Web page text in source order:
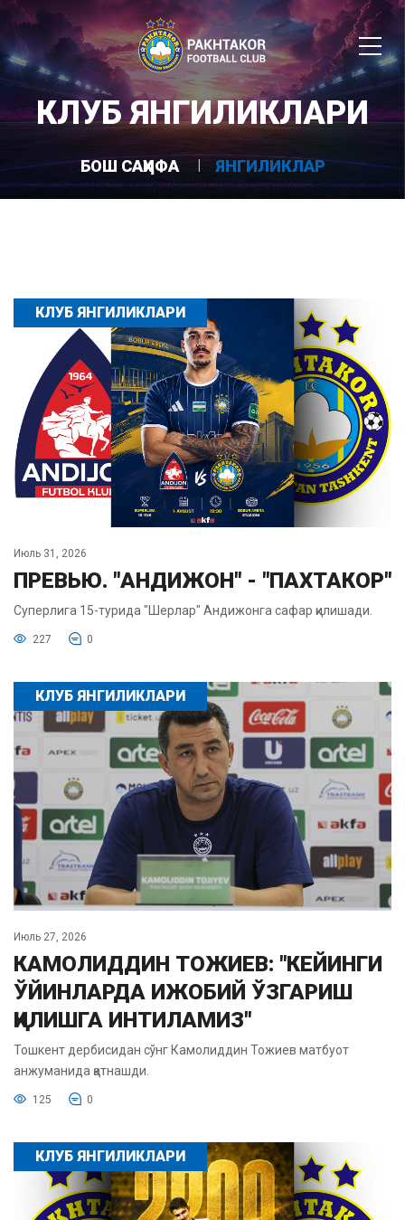
КЛУБ ЯНГИЛИКЛАРИ
БОШ САҲИФА ЯНГИЛИКЛАР
КЛУБ ЯНГИЛИКЛАРИ
Июль 31, 2026
ПРЕВЬЮ. "АНДИЖОН" - "ПАХТАКОР"
Суперлига 15-турида "Шерлар" Андижонга сафар қилишади.
227 0
КЛУБ ЯНГИЛИКЛАРИ
Июль 27, 2026
КАМОЛИДДИН ТОЖИЕВ: "КЕЙИНГИ
ЎЙИНЛАРДА ИЖОБИЙ ЎЗГАРИШ
ҚИЛИШГА ИНТИЛАМИЗ"
Тошкент дербисидан сўнг Камолиддин Тожиев матбуот
анжуманида қатнашди.
125 0
КЛУБ ЯНГИЛИКЛАРИ